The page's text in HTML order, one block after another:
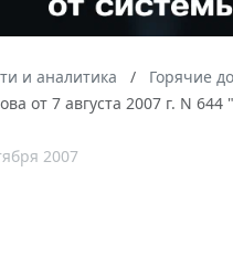
и аналитика Горячие
от 7 августа 2007 г. N
2007